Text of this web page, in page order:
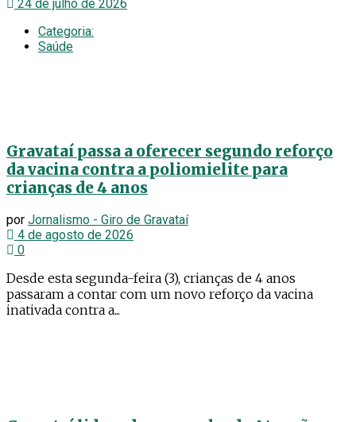
24 de julho de 2026
Categoria:
Saúde
Gravataí passa a oferecer segundo reforço
da vacina contra a poliomielite para
crianças de 4 anos
por Jornalismo - Giro de Gravataí
4 de agosto de 2026
0
Desde esta segunda-feira (3), crianças de 4 anos
passaram a contar com um novo reforço da vacina
inativada contra a...